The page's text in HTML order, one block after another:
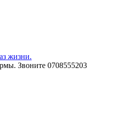
жизни.
Звоните 0708555203